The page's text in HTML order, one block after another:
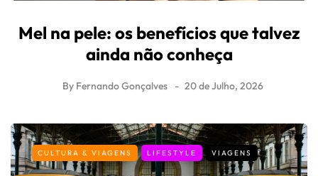
Mel na pele: os benefícios que talvez
ainda não conheça
By Fernando Gonçalves 20 de Julho, 2026
CULTURA & VIAGENS LIFESTYLE VIAGENS